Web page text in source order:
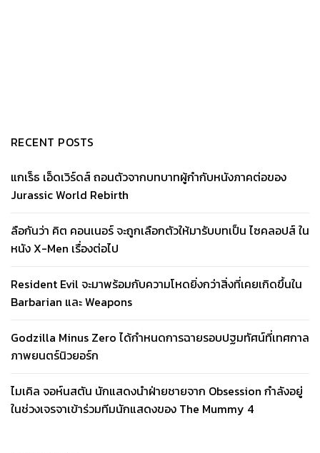
RECENT POSTS
แกเร็ธ เอ็ดเวิร์ดส์ ถอนตัวจากบทบาทผู้กำกับหนังภาคต่อของ
Jurassic World Rebirth
ลือกันว่า คิต คอนเนอร์ จะถูกเลือกตัวให้มารับบทเป็น ไซคลอปส์ ใน
หนัง X-Men เรื่องต่อไป
Resident Evil จะมาพร้อมกับความโหดยิ่งกว่าสิ่งที่เคยเกิดขึ้นใน
Barbarian และ Weapons
Godzilla Minus Zero ได้กำหนดการฉายรอบปฐมทัศน์ที่เทศกาล
ภาพยนตร์นิวยอร์ก
ไมเคิล จอห์นสตัน นักแสดงนำฝ่ายชายจาก Obsession กำลังอยู่
ในช่วงเจรจาเข้าร่วมทีมนักแสดงของ The Mummy 4